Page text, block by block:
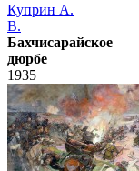
Куприн А.
В.
Бахчисарайское
дюрбе
1935